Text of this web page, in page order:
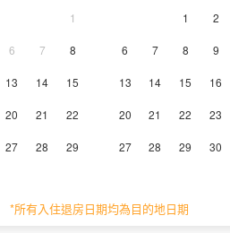
1
6 7 8
13 14 15
20 21 22
27 28 29
1
2
6 7 8 9
13 14 15 16
20 21 22 23
27 28 29 30
*所有入住退房日期均為目的地日期
空調
豪華大床房（採光外窗+乳膠床墊）
20-25㎡ 2-6層 空調